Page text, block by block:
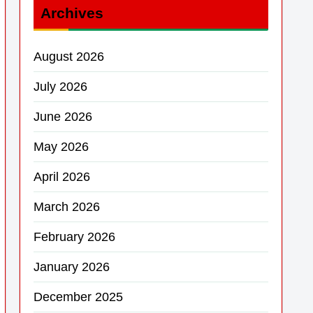
Archives
August 2026
July 2026
June 2026
May 2026
April 2026
March 2026
February 2026
January 2026
December 2025